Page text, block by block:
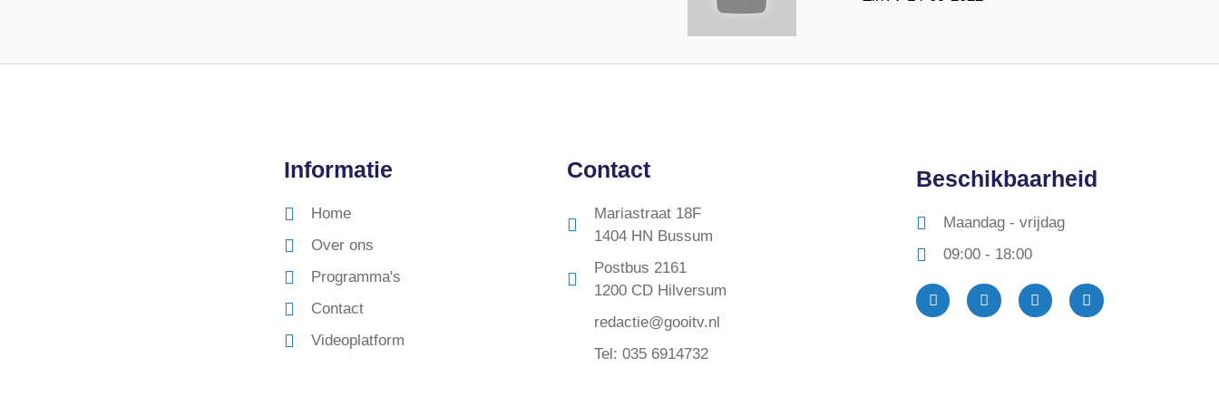
Informatie
Home
Over ons
Programma's
Contact
Videoplatform
Contact
Mariastraat 18F
1404 HN Bussum
Postbus 2161
1200 CD Hilversum
redactie@gooitv.nl
Tel: 035 6914732
Beschikbaarheid
Maandag - vrijdag
09:00 - 18:00